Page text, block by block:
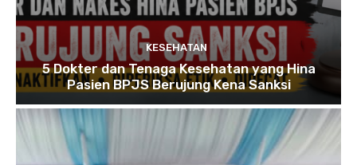
KESEHATAN
5 Dokter dan Tenaga Kesehatan yang Hina
Pasien BPJS Berujung Kena Sanksi